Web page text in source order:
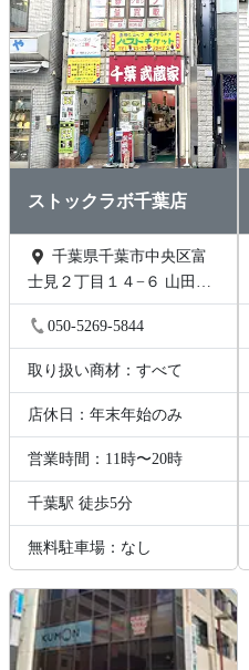
ストックラボ千葉店
士見２丁目１４−６ 山田ビ
ル 2階B号
050-5269-5844
取り扱い商材：すべて
店休日：年末年始のみ
営業時間：11時〜20時
千葉駅 徒歩5分
無料駐車場：なし